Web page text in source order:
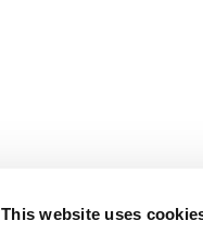
This website uses